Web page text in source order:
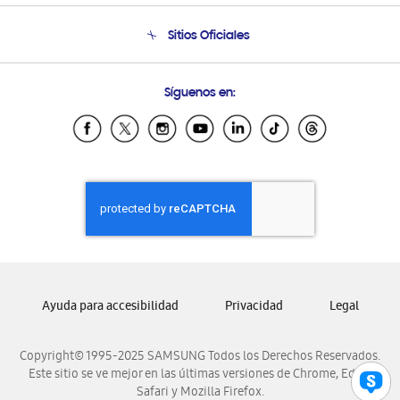
Soporte vía eMail
Sitios Oficiales
Samsung Ecuador
Samsung El Salvador
Samsung Honduras
Samsung Nicaragua
Samsung Panamá
Samsung Venezuela
Síguenos en:
Copyright© 1995-2025 SAMSUNG Todos los Derechos Reservados.
Este sitio se ve mejor en las últimas versiones de Chrome, Edge,
Safari y Mozilla Firefox.
Ayuda para accesibilidad Privacidad Legal